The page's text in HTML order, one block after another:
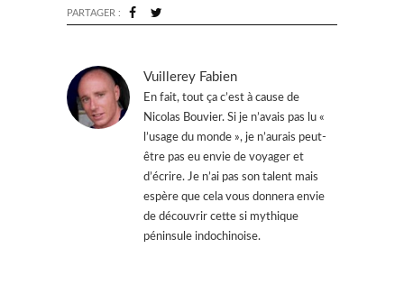
PARTAGER :
Vuillerey Fabien
En fait, tout ça c’est à cause de
Nicolas Bouvier. Si je n’avais pas lu «
l’usage du monde », je n’aurais peut-
être pas eu envie de voyager et
d’écrire. Je n’ai pas son talent mais
espère que cela vous donnera envie
de découvrir cette si mythique
péninsule indochinoise.